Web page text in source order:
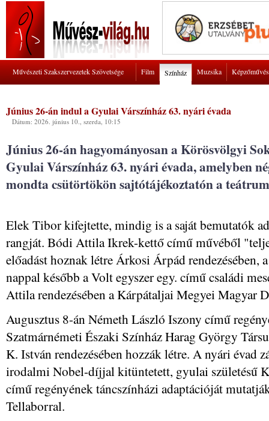
Művészeti Szakszervezetek Szövetsége Film Színház Muzsika
Június 26-án indul a Gyulai Várszínház 63. nyári évada
Dátum: 2026. június 10., szerda, 10:15
Június 26-án hagyományosan a Körösvölgyi
Gyulai Várszínház 63. nyári évada, amelyben
mondta csütörtökön sajtótájékoztatón a
Elek Tibor kifejtette, mindig is a saját bemutatók
rangját. Bódi Attila Ikrek-kettő című művéből
előadást hoznak létre Árkosi Árpád rendezésében,
nappal később a Volt egyszer egy. című családi
Attila rendezésében a Kárpátaljai Megyei Magyar
Augusztus 8-án Németh László Iszony című
Szatmárnémeti Északi Színház Harag György
K. István rendezésében hozzák létre. A nyári évad
irodalmi Nobel-díjjal kitüntetett, gyulai születésű
című regényének táncszínházi adaptációját
Tellaborral.